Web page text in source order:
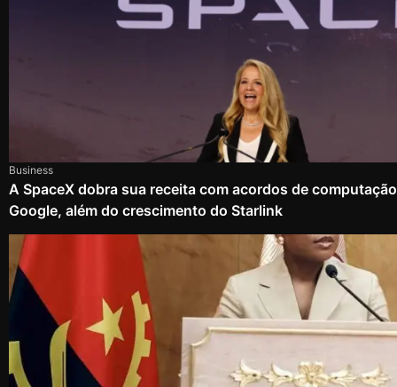
Business
A SpaceX dobra sua receita com acordos de
Google, além do crescimento do Starlink